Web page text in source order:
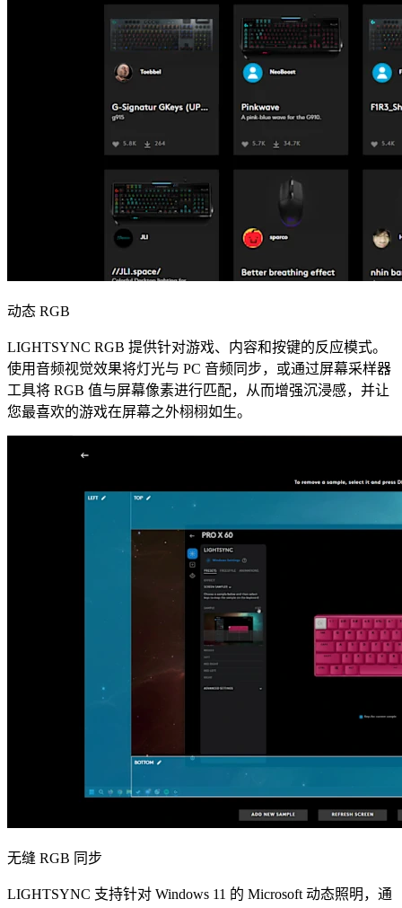
动态 RGB
LIGHTSYNC RGB 提供针对游戏、内容和按键的反应模式。
使用音频视觉效果将灯光与 PC 音频同步，或通过屏幕采样器
工具将 RGB 值与屏幕像素进行匹配，从而增强沉浸感，并让
您最喜欢的游戏在屏幕之外栩栩如生。
无缝 RGB 同步
LIGHTSYNC 支持针对 Windows 11 的 Microsoft 动态照明，通